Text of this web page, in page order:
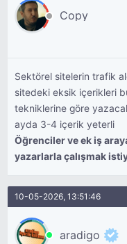
Copy
Sektörel sitelerin trafik
sitedeki eksik içerikleri
tekniklerine göre
ayda 3-4 içerik yeterli
Öğrenciler ve ek iş
yazarlarla çalışmak
10-05-2026, 13:51:46
aradigo